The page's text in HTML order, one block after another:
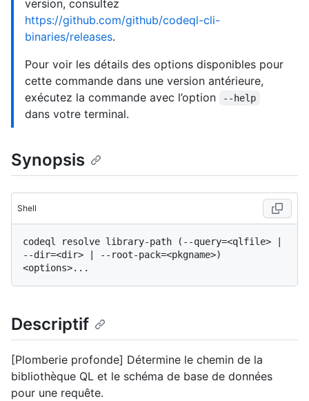
version, consultez
https://github.com/github/codeql-cli-
binaries/releases.
Pour voir les détails des options disponibles pour
cette commande dans une version antérieure,
exécutez la commande avec l’option
--help
dans votre terminal.
Synopsis
Shell
codeql resolve library-path (--query=<qlfile> |
--dir=<dir> | --root-pack=<pkgname>)
Descriptif
[Plomberie profonde] Détermine le chemin de la
bibliothèque QL et le schéma de base de données
pour une requête.